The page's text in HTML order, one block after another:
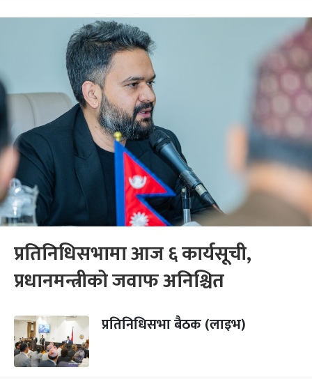
प्रतिनिधिसभामा आज ६ कार्यसूची,
प्रधानमन्त्रीको जवाफ अनिश्चित
प्रतिनिधिसभा बैठक (लाइभ)